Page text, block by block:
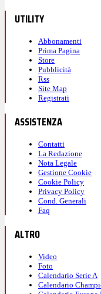
UTILITY
Abbonamenti
Prima Pagina
Store
Pubblicità
Rss
Site Map
Registrati
ASSISTENZA
Contatti
La Redazione
Nota Legale
Gestione Cookie
Cookie Policy
Privacy Policy
Cond. Generali
Faq
ALTRO
Video
Foto
Calendario Serie A
Calendario